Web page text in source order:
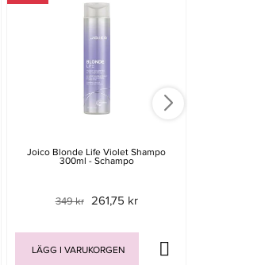
Joico Blonde Life Violet Shampo
300ml - Schampo
349 kr 261,75 kr
LÄGG I VARUKORGEN